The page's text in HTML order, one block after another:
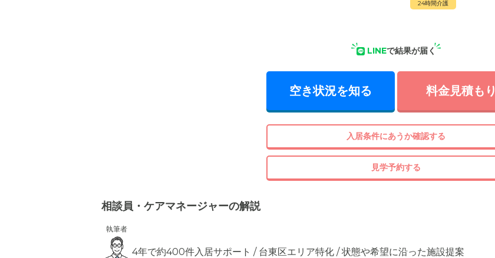
24時間介護
LINEで結果が届く
空き状況を知る 料金見積もり
入居条件にあうか確認する
見学予約する
相談員・ケアマネージャーの解説
執筆者
4年で約400件入居サポート / 台東区エリア特化 / 状態や希望に沿った施設提案